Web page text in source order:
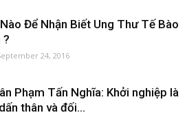
Để Nhận Biết Ung Thư Tế Bào
?
24, 2016
Phạm Tấn Nghĩa: Khởi nghiệp là
thân và đối...